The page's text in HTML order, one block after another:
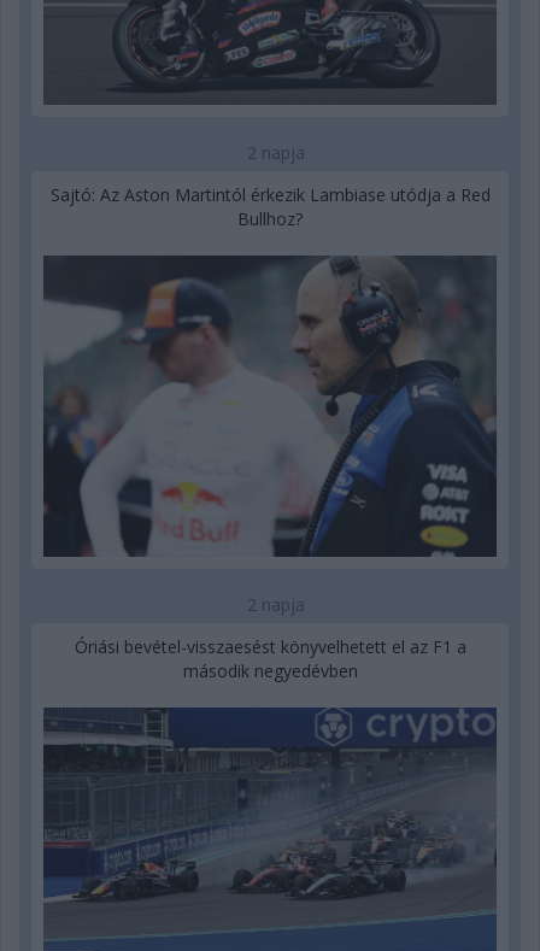
2 napja
Sajtó: Az Aston Martintól érkezik Lambiase utódja a Red
Bullhoz?
2 napja
Óriási bevétel-visszaesést könyvelhetett el az F1 a
második negyedévben